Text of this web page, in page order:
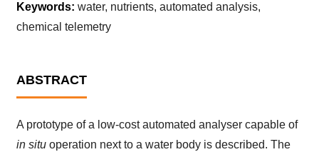
Keywords: water, nutrients, automated analysis,
chemical telemetry
ABSTRACT
A prototype of a low-cost automated analyser capable of
in situoperation next to a water body is described. The